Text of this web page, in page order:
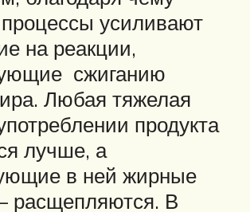
усиливают
на реакции,
сжиганию
Любая тяжелая
продукта
лучше, а
в ней жирные
расщепляются. В